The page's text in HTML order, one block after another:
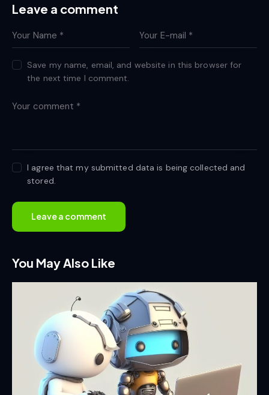
Leave a comment
Save my name, email, and website in this browser for
the next time I comment.
I agree that my submitted data is being collected and
stored.
You May Also Like